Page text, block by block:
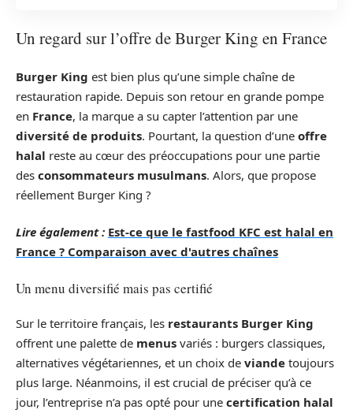
Un regard sur l’offre de Burger King en France
Burger King est bien plus qu’une simple chaîne de
restauration rapide. Depuis son retour en grande pompe
en France, la marque a su capter l’attention par une
diversité de produits. Pourtant, la question d’une offre
halal reste au cœur des préoccupations pour une partie
des consommateurs musulmans. Alors, que propose
réellement Burger King ?
Lire également : Est-ce que le fastfood KFC est halal en
France ? Comparaison avec d'autres chaînes
Un menu diversifié mais pas certifié
Sur le territoire français, les restaurants Burger King
offrent une palette de menus variés : burgers classiques,
alternatives végétariennes, et un choix de viande toujours
plus large. Néanmoins, il est crucial de préciser qu’à ce
jour, l’entreprise n’a pas opté pour une certification halal